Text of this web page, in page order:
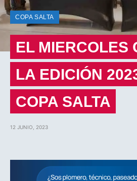
COPA SALTA
EL MIERCOLES
LA EDICIÓN
COPA SALTA
12 JUNIO, 2023